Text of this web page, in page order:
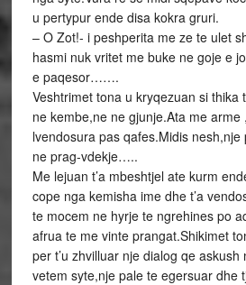
u pertypur ende disa kokra gruri.
– O Zot!- i peshperita me ze te ulet
hasmi nuk vritet me buke ne goje e
e paqesor…….
Veshtrimet tona u kryqezuan si thika
ne kembe,ne ne gjunje.Ata me
lvendosura pas qafes.Midis
ne prag-vdekje…..
Me lejuan t’a mbeshtjel ate kurm
cope nga kemisha ime dhe t’a
te mocem ne hyrje te ngrehines po
afrua te me vinte prangat.Shikimet
per t’u zhvilluar nje dialog qe
vetem syte,nje pale te egersuar dhe